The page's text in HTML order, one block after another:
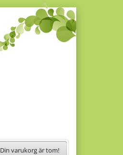
Din varukorg är tom!